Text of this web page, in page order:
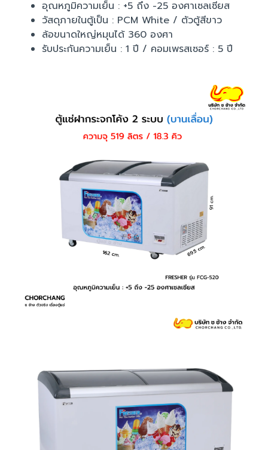
อุณหภูมิความเย็น : +5 ถึง -25 องศาเซลเซียส
วัสดุภายในตู้เป็น : PCM White / ตัวตู้สีขาว
ล้อขนาดใหญ่หมุนได้ 360 องศา
รับประกันความเย็น : 1 ปี / คอมเพรสเซอร์ : 5 ปี